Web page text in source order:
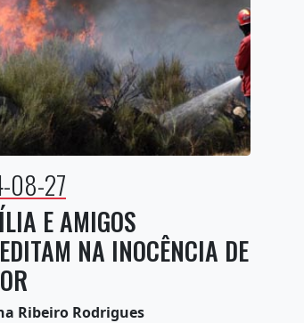
08-27
E AMIGOS
NA INOCÊNCIA DE
Ribeiro Rodrigues